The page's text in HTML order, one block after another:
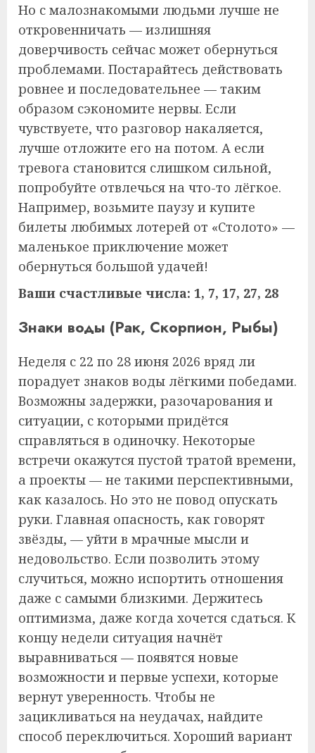
Но с малознакомыми людьми лучше не
откровенничать — излишняя
доверчивость сейчас может обернуться
проблемами. Постарайтесь действовать
ровнее и последовательнее — таким
образом сэкономите нервы. Если
чувствуете, что разговор накаляется,
лучше отложите его на потом. А если
тревога становится слишком сильной,
попробуйте отвлечься на что-то лёгкое.
Например, возьмите паузу и купите
билеты любимых лотерей от «Столото» —
маленькое приключение может
обернуться большой удачей!
Ваши счастливые числа: 1, 7, 17, 27, 28
Знаки воды (Рак, Скорпион, Рыбы)
Неделя с 22 по 28 июня 2026 вряд ли
порадует знаков воды лёгкими победами.
Возможны задержки, разочарования и
ситуации, с которыми придётся
справляться в одиночку. Некоторые
встречи окажутся пустой тратой времени,
а проекты — не такими перспективными,
как казалось. Но это не повод опускать
руки. Главная опасность, как говорят
звёзды, — уйти в мрачные мысли и
недовольство. Если позволить этому
случиться, можно испортить отношения
даже с самыми близкими. Держитесь
оптимизма, даже когда хочется сдаться. К
концу недели ситуация начнёт
выравниваться — появятся новые
возможности и первые успехи, которые
вернут уверенность. Чтобы не
зацикливаться на неудачах, найдите
способ переключиться. Хороший вариант